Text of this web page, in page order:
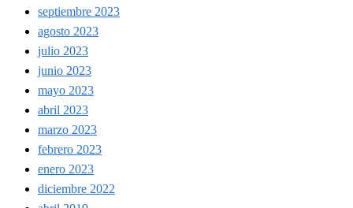
septiembre 2023
agosto 2023
julio 2023
junio 2023
mayo 2023
abril 2023
marzo 2023
febrero 2023
enero 2023
diciembre 2022